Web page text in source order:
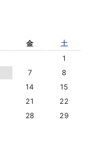
金
土
1
7
8
14
15
21
22
28
29